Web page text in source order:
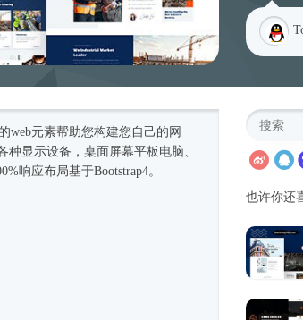
web元素帮助您构建您自己的网
种显示设备，桌面屏幕平板电脑、
响应布局基于Bootstrap4。
也许你还